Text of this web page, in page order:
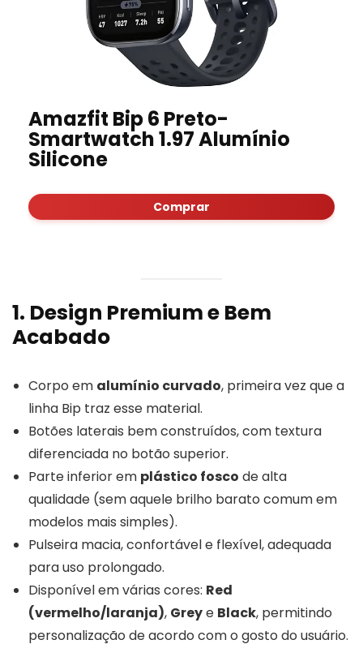
Amazfit Bip 6 Preto-
Smartwatch 1.97 Alumínio
Silicone
Comprar
1. Design Premium e Bem
Acabado
Corpo em alumínio curvado, primeira vez que a
linha Bip traz esse material.
Botões laterais bem construídos, com textura
diferenciada no botão superior.
Parte inferior em plástico fosco de alta
qualidade (sem aquele brilho barato comum em
modelos mais simples).
Pulseira macia, confortável e flexível, adequada
para uso prolongado.
Disponível em várias cores: Red
(vermelho/laranja), Greye Black, permitindo
personalização de acordo com o gosto do usuário.